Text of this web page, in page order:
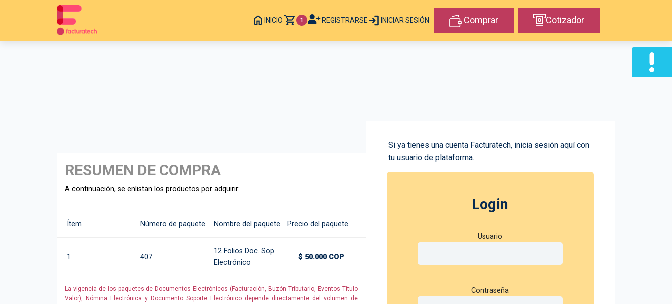
INICIO 1 REGISTRARSE INICIAR SESIÓN Comprar Cotizador
RESUMEN DE COMPRA
A continuación, se enlistan los productos por adquirir:
Ítem Número de paquete Nombre del paquete Precio del paquete
1 407
12 Folios Doc. Sop.
Electrónico
$ 50.000 COP
La vigencia de los paquetes de Documentos Electrónicos (Facturación, Buzón Tributario, Eventos Título
Valor), Nómina Electrónica y Documento Soporte Electrónico depende directamente del volumen de
Si ya tienes una cuenta Facturatech, inicia sesión aquí con
tu usuario de plataforma.
Login
Usuario
Contraseña